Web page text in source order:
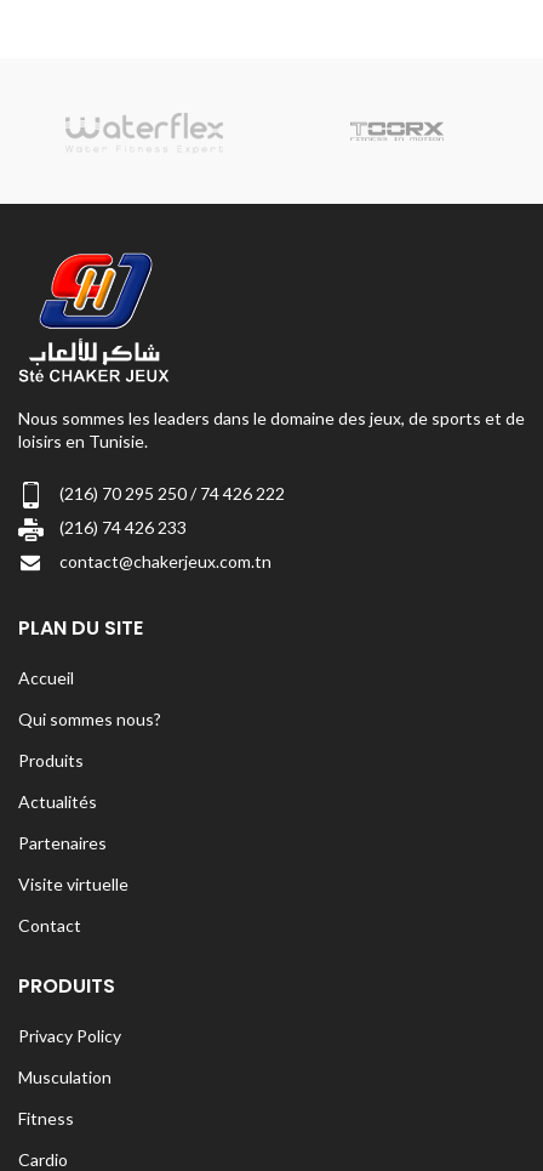
Nous sommes les leaders dans le domaine des jeux, de sports et de
loisirs en Tunisie.
(216) 70 295 250 / 74 426 222
(216) 74 426 233
contact@chakerjeux.com.tn
PLAN DU SITE
Accueil
Qui sommes nous?
Produits
Actualités
Partenaires
Visite virtuelle
Contact
PRODUITS
Privacy Policy
Musculation
Fitness
Cardio